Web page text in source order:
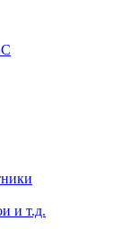
и т.д.